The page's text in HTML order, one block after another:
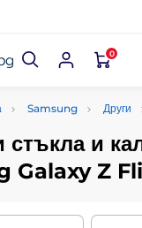
0
Samsung Други
стъкла и
Galaxy Z